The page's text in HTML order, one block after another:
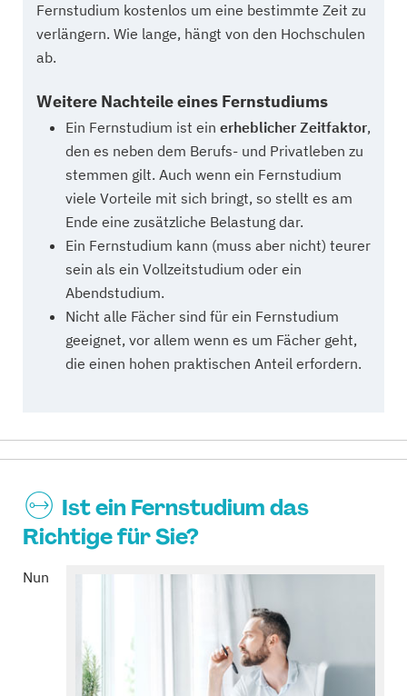
Fernstudium kostenlos um eine bestimmte Zeit zu
verlängern. Wie lange, hängt von den Hochschulen
ab.
Weitere Nachteile eines Fernstudiums
Ein Fernstudium ist ein erheblicher Zeitfaktor,
den es neben dem Berufs- und Privatleben zu
stemmen gilt. Auch wenn ein Fernstudium
viele Vorteile mit sich bringt, so stellt es am
Ende eine zusätzliche Belastung dar.
Ein Fernstudium kann (muss aber nicht) teurer
sein als ein Vollzeitstudium oder ein
Abendstudium.
Nicht alle Fächer sind für ein Fernstudium
geeignet, vor allem wenn es um Fächer geht,
die einen hohen praktischen Anteil erfordern.
Ist ein Fernstudium das
Richtige für Sie?
Nun